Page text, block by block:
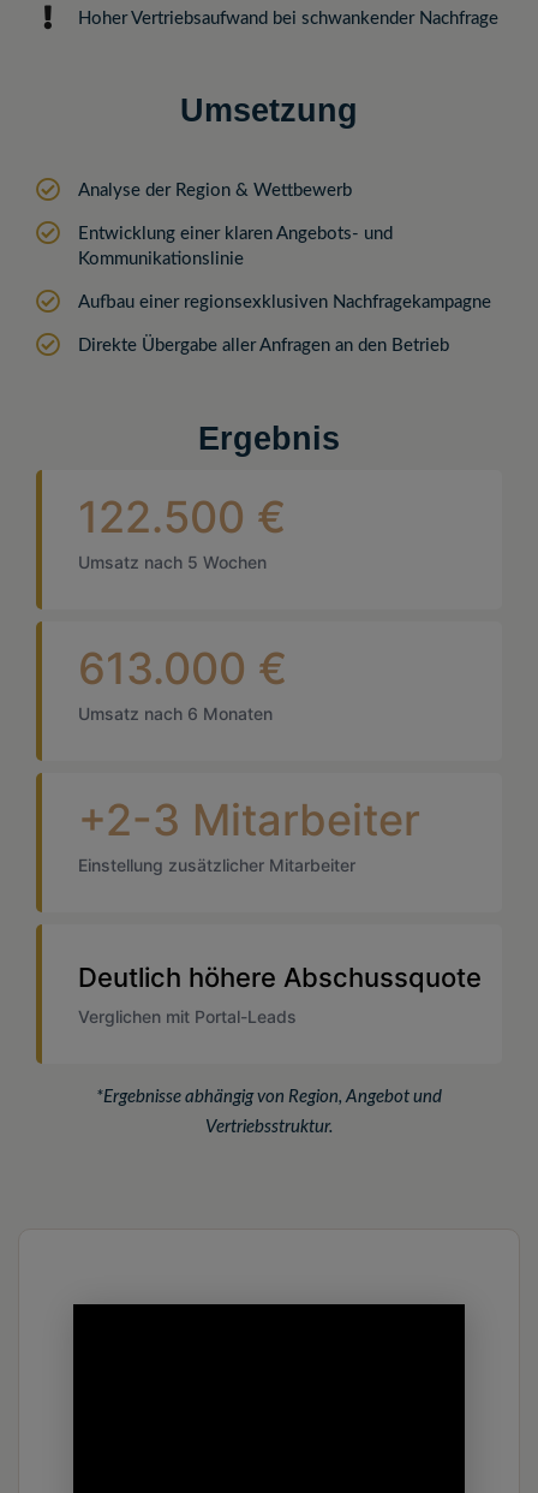
Hoher Vertriebsaufwand bei schwankender Nachfrage
Umsetzung
Analyse der Region & Wettbewerb
Entwicklung einer klaren Angebots- und
Kommunikationslinie
Aufbau einer regionsexklusiven Nachfragekampagne
Direkte Übergabe aller Anfragen an den Betrieb
Ergebnis
122.500 €
Umsatz nach 5 Wochen
613.000 €
Umsatz nach 6 Monaten
+2-3 Mitarbeiter
Einstellung zusätzlicher Mitarbeiter
Deutlich höhere Abschussquote
Verglichen mit Portal-Leads
*Ergebnisse abhängig von Region, Angebot und
Vertriebsstruktur.